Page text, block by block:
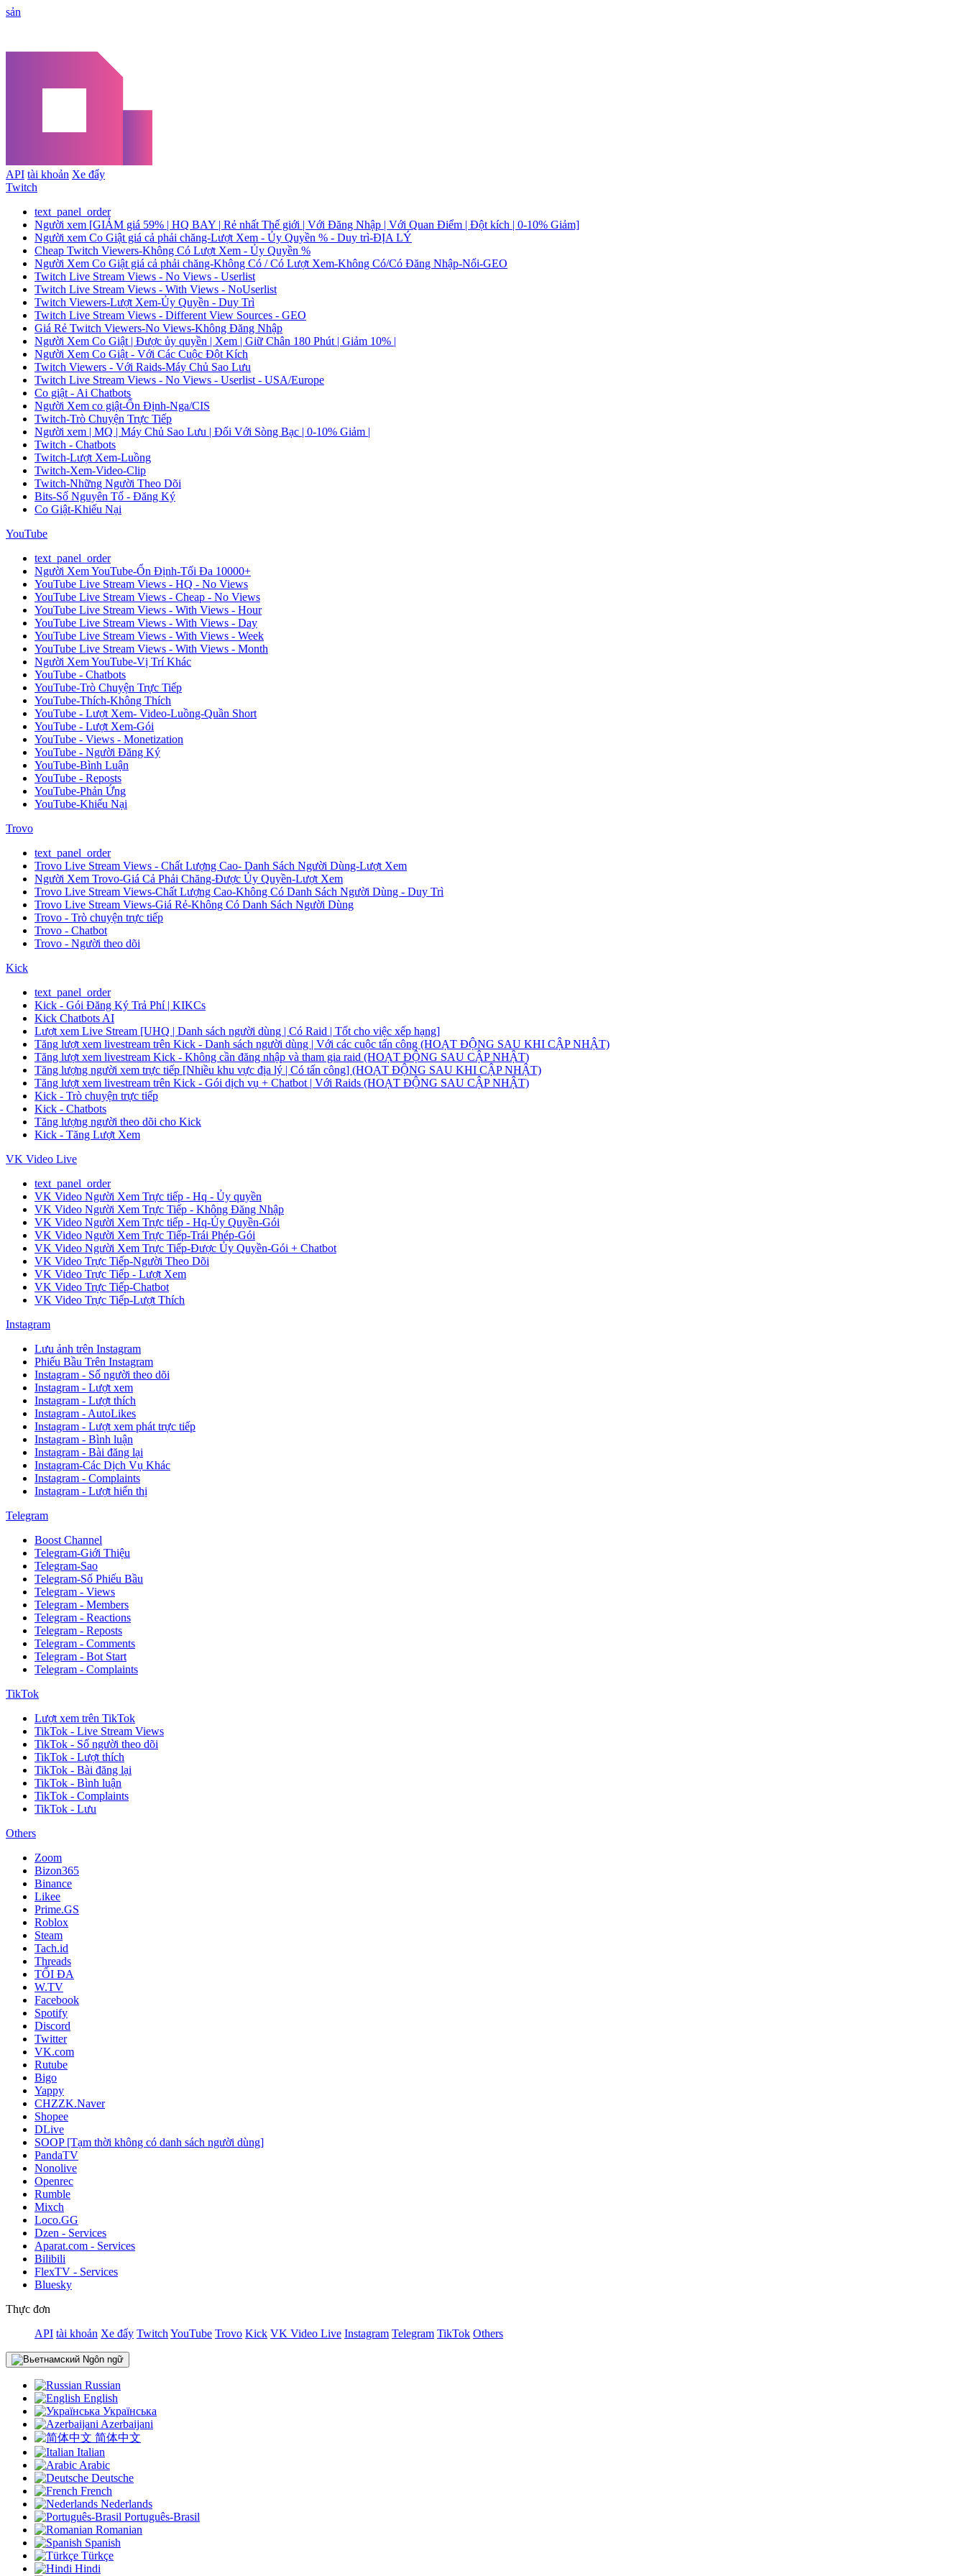
sản
API tài khoản Xe đẩy
Twitch
text_panel_order
Người xem [GIẢM giá 59% | HQ BAY | Rẻ nhất Thế giới | Với Đăng Nhập | Với Quan Điểm | Đột kích | 0-10% Giảm]
Người xem Co Giật giá cả phải chăng-Lượt Xem - Ủy Quyền % - Duy trì-ĐỊA LÝ
Cheap Twitch Viewers-Không Có Lượt Xem - Ủy Quyền %
Người Xem Co Giật giá cả phải chăng-Không Có / Có Lượt Xem-Không Có/Có Đăng Nhập-Nổi-GEO
Twitch Live Stream Views - No Views - Userlist
Twitch Live Stream Views - With Views - NoUserlist
Twitch Viewers-Lượt Xem-Ủy Quyền - Duy Trì
Twitch Live Stream Views - Different View Sources - GEO
Giá Rẻ Twitch Viewers-No Views-Không Đăng Nhập
Người Xem Co Giật | Được ủy quyền | Xem | Giữ Chân 180 Phút | Giảm 10% |
Người Xem Co Giật - Với Các Cuộc Đột Kích
Twitch Viewers - Với Raids-Máy Chủ Sao Lưu
Twitch Live Stream Views - No Views - Userlist - USA/Europe
Co giật - Ai Chatbots
Người Xem co giật-Ổn Định-Nga/CIS
Twitch-Trò Chuyện Trực Tiếp
Người xem | MQ | Máy Chủ Sao Lưu | Đối Với Sòng Bạc | 0-10% Giảm |
Twitch - Chatbots
Twitch-Lượt Xem-Luồng
Twitch-Xem-Video-Clip
Twitch-Những Người Theo Dõi
Bits-Số Nguyên Tố - Đăng Ký
Co Giật-Khiếu Nại
YouTube
text_panel_order
Người Xem YouTube-Ổn Định-Tối Đa 10000+
YouTube Live Stream Views - HQ - No Views
YouTube Live Stream Views - Cheap - No Views
YouTube Live Stream Views - With Views - Hour
YouTube Live Stream Views - With Views - Day
YouTube Live Stream Views - With Views - Week
YouTube Live Stream Views - With Views - Month
Người Xem YouTube-Vị Trí Khác
YouTube - Chatbots
YouTube-Trò Chuyện Trực Tiếp
YouTube-Thích-Không Thích
YouTube - Lượt Xem- Video-Luồng-Quần Short
YouTube - Lượt Xem-Gói
YouTube - Views - Monetization
YouTube - Người Đăng Ký
YouTube-Bình Luận
YouTube - Reposts
YouTube-Phản Ứng
YouTube-Khiếu Nại
Trovo
text_panel_order
Trovo Live Stream Views - Chất Lượng Cao- Danh Sách Người Dùng-Lượt Xem
Người Xem Trovo-Giá Cả Phải Chăng-Được Ủy Quyền-Lượt Xem
Trovo Live Stream Views-Chất Lượng Cao-Không Có Danh Sách Người Dùng - Duy Trì
Trovo Live Stream Views-Giá Rẻ-Không Có Danh Sách Người Dùng
Trovo - Trò chuyện trực tiếp
Trovo - Chatbot
Trovo - Người theo dõi
Kick
text_panel_order
Kick - Gói Đăng Ký Trả Phí | KIKCs
Kick Chatbots AI
Lượt xem Live Stream [UHQ | Danh sách người dùng | Có Raid | Tốt cho việc xếp hạng]
Tăng lượt xem livestream trên Kick - Danh sách người dùng | Với các cuộc tấn công (HOẠT ĐỘNG SAU KHI CẬP NHẬT)
Tăng lượt xem livestream Kick - Không cần đăng nhập và tham gia raid (HOẠT ĐỘNG SAU CẬP NHẬT)
Tăng lượng người xem trực tiếp [Nhiều khu vực địa lý | Có tấn công] (HOẠT ĐỘNG SAU KHI CẬP NHẬT)
Tăng lượt xem livestream trên Kick - Gói dịch vụ + Chatbot | Với Raids (HOẠT ĐỘNG SAU CẬP NHẬT)
Kick - Trò chuyện trực tiếp
Kick - Chatbots
Tăng lượng người theo dõi cho Kick
Kick - Tăng Lượt Xem
VK Video Live
text_panel_order
VK Video Người Xem Trực tiếp - Hq - Ủy quyền
VK Video Người Xem Trực Tiếp - Không Đăng Nhập
VK Video Người Xem Trực tiếp - Hq-Ủy Quyền-Gói
VK Video Người Xem Trực Tiếp-Trái Phép-Gói
VK Video Người Xem Trực Tiếp-Được Ủy Quyền-Gói + Chatbot
VK Video Trực Tiếp-Người Theo Dõi
VK Video Trực Tiếp - Lượt Xem
VK Video Trực Tiếp-Chatbot
VK Video Trực Tiếp-Lượt Thích
Instagram
Lưu ảnh trên Instagram
Phiếu Bầu Trên Instagram
Instagram - Số người theo dõi
Instagram - Lượt xem
Instagram - Lượt thích
Instagram - AutoLikes
Instagram - Lượt xem phát trực tiếp
Instagram - Bình luận
Instagram - Bài đăng lại
Instagram-Các Dịch Vụ Khác
Instagram - Complaints
Instagram - Lượt hiển thị
Telegram
Boost Channel
Telegram-Giới Thiệu
Telegram-Sao
Telegram-Số Phiếu Bầu
Telegram - Views
Telegram - Members
Telegram - Reactions
Telegram - Reposts
Telegram - Comments
Telegram - Bot Start
Telegram - Complaints
TikTok
Lượt xem trên TikTok
TikTok - Live Stream Views
TikTok - Số người theo dõi
TikTok - Lượt thích
TikTok - Bài đăng lại
TikTok - Bình luận
TikTok - Complaints
TikTok - Lưu
Others
Zoom
Bizon365
Binance
Likee
Prime.GS
Roblox
Steam
Tach.id
Threads
TỐI ĐA
W.TV
Facebook
Spotify
Discord
Twitter
VK.com
Rutube
Bigo
Yappy
CHZZK.Naver
Shopee
DLive
SOOP [Tạm thời không có danh sách người dùng]
PandaTV
Nonolive
Openrec
Rumble
Mixch
Loco.GG
Dzen - Services
Aparat.com - Services
Bilibili
FlexTV - Services
Bluesky
Thực đơn
API tài khoản Xe đẩy Twitch YouTube Trovo Kick VK Video Live Instagram Telegram TikTok Others
Ngôn ngữ
Russian
English
Українська
Azerbaijani
简体中文
Italian
Arabic
Deutsche
French
Nederlands
Português-Brasil
Romanian
Spanish
Türkçe
Hindi